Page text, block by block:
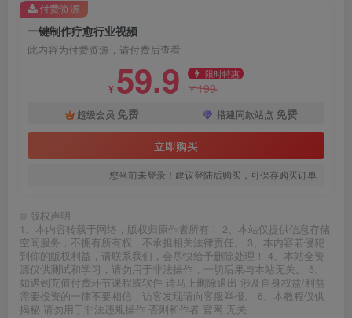
一键制作疗愈行业视频
此内容为付费资源，请付费后查看
¥ 59.9 限时特惠
¥199
超级会员 免费 搭建同款站点 免费
立即购买
您当前未登录！建议登陆后购买，可保存购买订单
付费资源
© 版权声明
1、本内容转载于网络，版权归原作者所有！ 2、本站仅提供信息存储
空间服务，不拥有所有权，不承担相关法律责任。 3、本内容若侵犯
到你的版权利益，请联系我们，会尽快给予删除处理！ 4、本站全资
源仅供测试和学习，请勿用于非法操作，一切后果与本站无关。 5、
如遇到充值付费环节课程或软件 请马上删除退出 涉及自身权益/利益
需要投资的一律不要相信，访客发现请向客服举报。 6、本教程仅供
揭秘 请勿用于非法违规操作 否则和作者 官网 无关